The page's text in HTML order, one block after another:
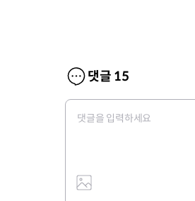
댓글 15